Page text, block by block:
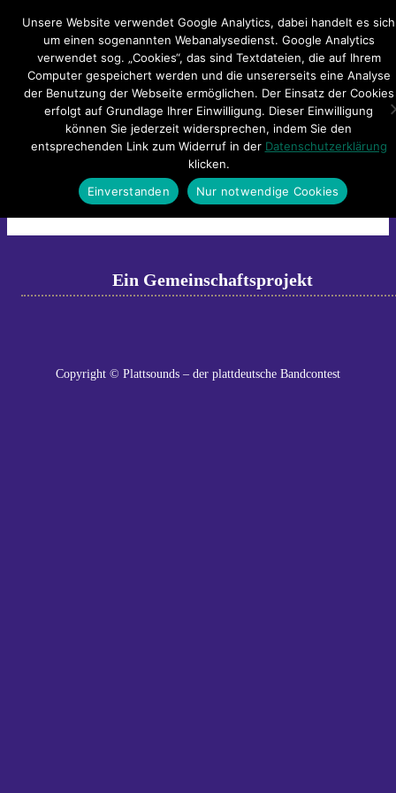
Impressum Datenschutzerklärung
Teilnahmebedingungen
Sitemap
Kontakt
Platt n Play Flyer 2014
Ein Gemeinschaftsprojekt
Copyright © Plattsounds – der plattdeutsche Bandcontest
Hauptmenü
Unsere Website verwendet Google Analytics, dabei handelt es sich
um einen sogenannten Webanalysedienst. Google Analytics
verwendet sog. „Cookies“, das sind Textdateien, die auf Ihrem
Computer gespeichert werden und die unsererseits eine Analyse
der Benutzung der Webseite ermöglichen. Der Einsatz der Cookies
erfolgt auf Grundlage Ihrer Einwilligung. Dieser Einwilligung
können Sie jederzeit widersprechen, indem Sie den
entsprechenden Link zum Widerruf in der Datenschutzerklärung
klicken.
Einverstanden
Nur notwendige Cookies